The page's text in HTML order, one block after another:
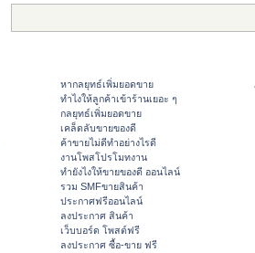
หากลยุทธ์เพิ่มยอดขาย
ทําไงให้ลูกค้าเข้าร้านเยอะ ๆ
กลยุทธ์เพิ่มยอดขาย
เคล็ดลับขายของดี
ค้าขายไม่ดีทำอย่างไรดี
งานโพสโปรโมทงาน
ทํายังไงให้ขายของดี ออนไลน์
รวม SMFขายสินค้า
ประกาศฟรีออนไลน์
ลงประกาศ สินค้า
เว็บบอร์ด โพสต์ฟรี
ลงประกาศ ซื้อ-ขาย ฟรี